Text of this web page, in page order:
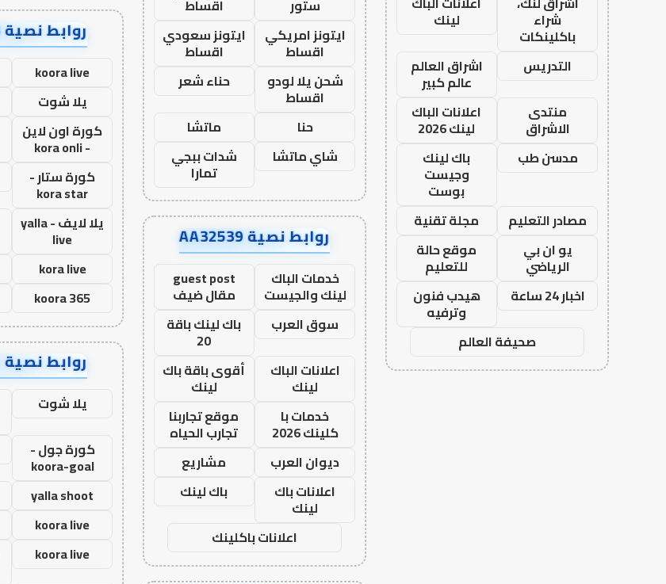
شراء
باكلينكات
لينك
التدريس
اشراق العالم
عالم كبير
منتدى
الاشراق
اعلانات الباك
لينك 2026
مدسن طب
باك لينك
وجيست
بوست
مصادر التعليم
مجلة تقنية
يو ان بي
الرياضي
موقع حالة
للتعليم
اخبار 24 ساعة
هيدب فنون
وترفيه
صحيفة العالم
ستور
اقساط
ايتونز امريكي
اقساط
ايتونز سعودي
اقساط
شحن يلا لودو
اقساط
حناء شعر
حنا
ماتشا
شاي ماتشا
شدات ببجي
تمارا
روابط نصية AA32539
خدمات الباك
لينك والجيست
guest post
مقال ضيف
سوق العرب
باك لينك باقة
20
اعلانات الباك
لينك
أقوى باقة باك
لينك
خدمات با
كلينك 2026
موقع تجاربنا
تجارب الحياه
ديوان العرب
مشاريع
اعلانات باك
لينك
باك لينك
اعلانات باكلينك
روابط نصية AA80513
koora live
يلا شوت
كورة اون لاين
- kora onli
كورة ستار -
kora star
يلا لايف - yalla
live
kora live
koora 365
روابط نصية AA90141
يلا شوت
كورة جول -
koora-goal
yalla shoot
koora live
koora live